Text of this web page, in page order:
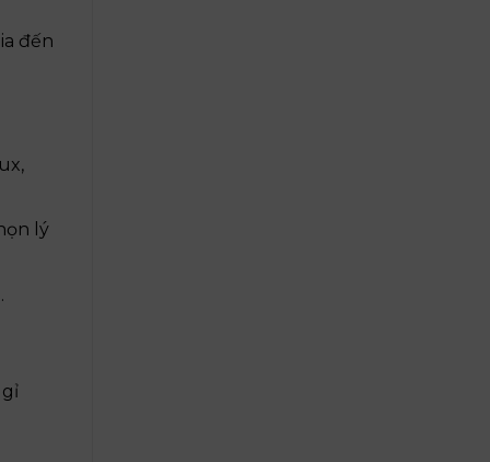
đến
lý